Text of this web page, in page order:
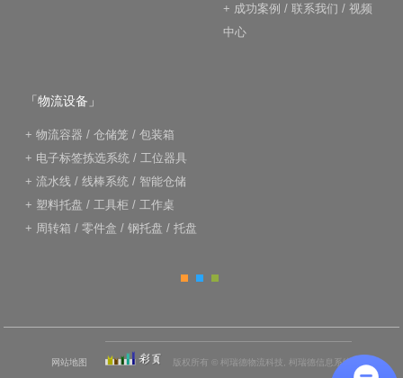
+ 成功案例 / 联系我们 / 视频
中心
「物流设备」
+ 物流容器 / 仓储笼 / 包装箱
+ 电子标签拣选系统 / 工位器具
+ 流水线 / 线棒系统 / 智能仓储
+ 塑料托盘 / 工具柜 / 工作桌
+ 周转箱 / 零件盒 / 钢托盘 / 托盘
网站地图 版权所有 © 柯瑞德物流科技, 柯瑞德信息系统